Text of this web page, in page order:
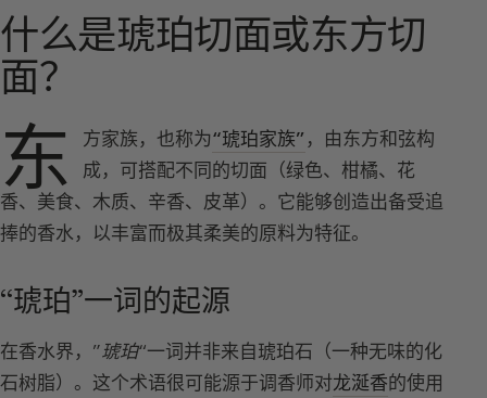
什么是琥珀切面或东方切
面？
东 方家族，也称为“琥珀家族”，由东方和弦构
成，可搭配不同的切面（绿色、柑橘、花
香、美食、木质、辛香、皮革）。它能够创造出备受追
捧的香水，以丰富而极其柔美的原料为特征。
“琥珀”一词的起源
在香水界，”琥珀“一词并非来自琥珀石（一种无味的化
石树脂）。这个术语很可能源于调香师对龙涎香的使用